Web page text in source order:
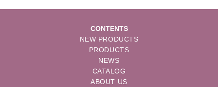
CONTENTS
NEW PRODUCTS
PRODUCTS
NEWS
CATALOG
ABOUT US